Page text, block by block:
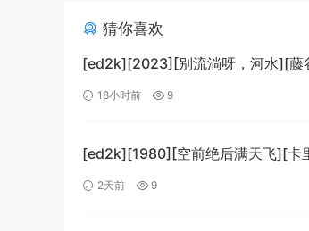
猜你喜欢
[ed2k][2023][别流淌呀，河水][藤
剧/科幻][中文字幕][MKV/4.37GiB]
18小时前 9
[ed2k][1980][空前绝后满天飞][卡
劳埃德·布里吉斯][喜剧][简繁英字
2天前 9